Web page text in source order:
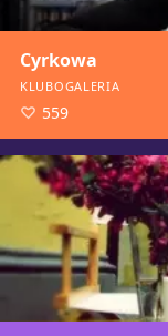
Cyrkowa
KLUBOGALERIA
559